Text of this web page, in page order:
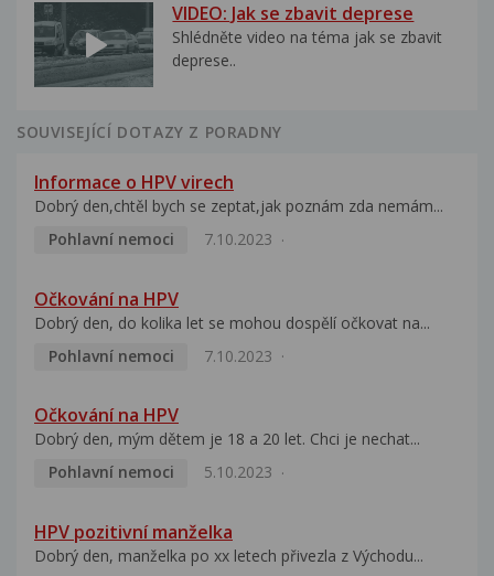
VIDEO: Jak se zbavit deprese
Shlédněte video na téma jak se zbavit
deprese..
SOUVISEJÍCÍ DOTAZY Z PORADNY
Informace o HPV virech
Dobrý den,chtěl bych se zeptat,jak poznám zda nemám...
Pohlavní nemoci
7.10.2023
Očkování na HPV
Dobrý den, do kolika let se mohou dospělí očkovat na...
Pohlavní nemoci
7.10.2023
Očkování na HPV
Dobrý den, mým dětem je 18 a 20 let. Chci je nechat...
Pohlavní nemoci
5.10.2023
HPV pozitivní manželka
Dobrý den, manželka po xx letech přivezla z Východu...